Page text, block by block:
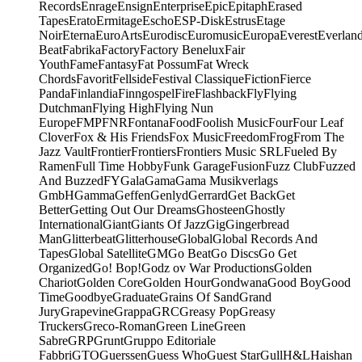
RecordsEnrageEnsignEnterpriseEpicEpitaphErased
TapesEratoErmitageEschoESP-DiskEstrusEtage
NoirEternaEuroArtsEurodiscEuromusicEuropaEverest
BeatFabrikaFactoryFactory BeneluxFair
YouthFameFantasyFat PossumFat Wreck
ChordsFavoritFellsideFestival ClassiqueFictionFierce
PandaFinlandiaFinngospelFireFlashbackFlyFlying
DutchmanFlying HighFlying Nun
EuropeFMPFNRFontanaFoodFoolish MusicFourFour Leaf
CloverFox & His FriendsFox MusicFreedomFrogFrom The
Jazz VaultFrontierFrontiersFrontiers Music SRLFueled By
RamenFull Time HobbyFunk GarageFusionFuzz ClubFuzzed
And BuzzedFYGalaGamaGama Musikverlags
GmbHGammaGeffenGenlydGerrardGet BackGet
BetterGetting Out Our DreamsGhosteenGhostly
InternationalGiantGiants Of JazzGigGingerbread
ManGlitterbeatGlitterhouseGlobalGlobal Records And
TapesGlobal SatelliteGMGo BeatGo DiscsGo Get
OrganizedGo! Bop!Godz ov War ProductionsGolden
ChariotGolden CoreGolden HourGondwanaGood BoyGood
TimeGoodbyeGraduateGrains Of SandGrand
JuryGrapevineGrappaGRCGreasy PopGreasy
TruckersGreco-RomanGreen LineGreen
SabreGRPGruntGruppo Editoriale
FabbriGTOGuerssenGuess WhoGuest StarGullH&LHaishan